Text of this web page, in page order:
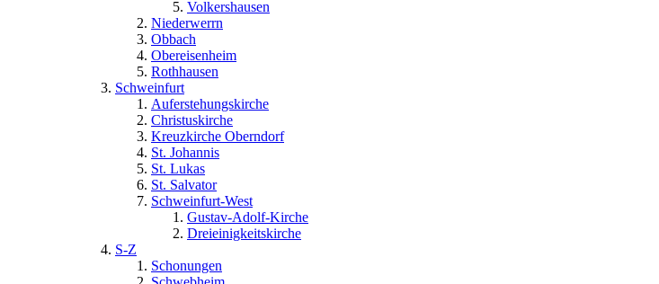
Volkershausen
Niederwerrn
Obbach
Obereisenheim
Rothhausen
Schweinfurt
Auferstehungskirche
Christuskirche
Kreuzkirche Oberndorf
St. Johannis
St. Lukas
St. Salvator
Schweinfurt-West
Gustav-Adolf-Kirche
Dreieinigkeitskirche
S-Z
Schonungen